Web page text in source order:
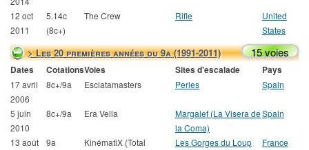
12 oct
2011
5.14c
(8c+)
The Crew Rifle
United
States
> Les 20 premières années du 9a (1991-2011) 15 voies
Dates CotationsVoies Sites d'escalade Pays
17 avril
2006
8c+/9a Esclatamasters Perles Spain
5 juin
2010
8c+/9a Era Vella
Margalef (La Visera de
la Coma)
Spain
13 août
9a
KinématiX (Total
Les Gorges du Loup
France